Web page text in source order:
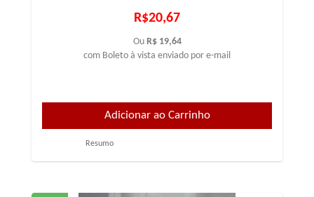
R$20,67
Ou R$ 19,64
com Boleto à vista enviado por e-mail
Resumo